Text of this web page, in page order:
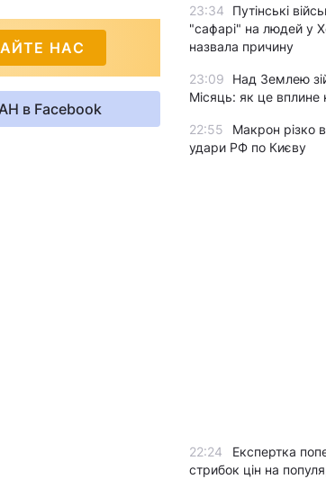
НАС
в Facebook
23:34
Путінські
"сафарі" на людей у
назвала причину
23:09
Над Землею
Місяць: як це вплине
22:55
Макрон різко
удари РФ по Києву
22:24
Експертка
стрибок цін на